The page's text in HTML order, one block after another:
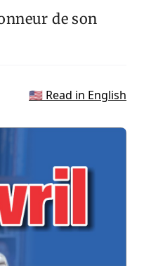
de son
🇺🇸 Read in English